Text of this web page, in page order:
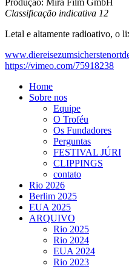
Classificação indicativa 12
Letal e altamente radioativo, o
https://vimeo.com/75918238
Home
Sobre nos
Equipe
O Troféu
Os Fundadores
Perguntas
FESTIVAL JÚRI
CLIPPINGS
contato
Rio 2026
Berlim 2025
EUA 2025
ARQUIVO
Rio 2025
Rio 2024
EUA 2024
Rio 2023